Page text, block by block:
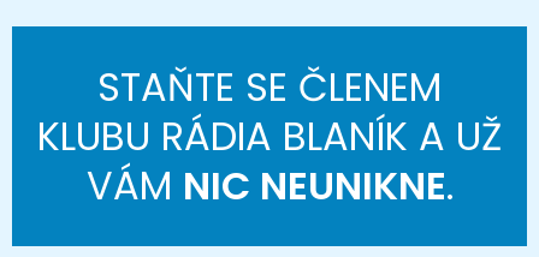
STAŇTE SE ČLENEM
KLUBU RÁDIA BLANÍK A UŽ
VÁM NIC NEUNIKNE.